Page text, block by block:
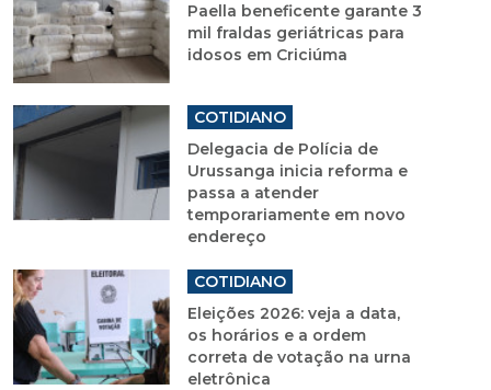
Paella beneficente garante 3
mil fraldas geriátricas para
idosos em Criciúma
COTIDIANO
Delegacia de Polícia de
Urussanga inicia reforma e
passa a atender
temporariamente em novo
endereço
COTIDIANO
Eleições 2026: veja a data,
os horários e a ordem
correta de votação na urna
eletrônica